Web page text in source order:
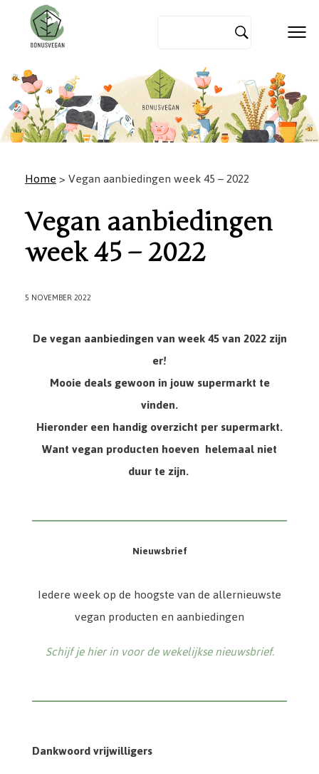
Home> Vegan aanbiedingen week 45 – 2022
Vegan aanbiedingen
week 45 – 2022
5 NOVEMBER 2022
De vegan aanbiedingen van week 45 van 2022 zijn
er!
Mooie deals gewoon in jouw supermarkt te
vinden.
Hieronder een handig overzicht per supermarkt.
Want vegan producten hoeven helemaal niet
duur te zijn.
Nieuwsbrief
Iedere week op de hoogste van de allernieuwste
vegan producten en aanbiedingen
Schijf je hier in voor de wekelijkse nieuwsbrief.
Dankwoord vrijwilligers